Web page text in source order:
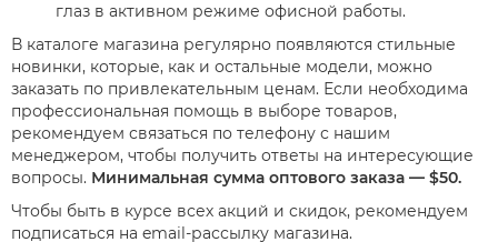
глаз в активном режиме офисной работы.
В каталоге магазина регулярно появляются стильные
новинки, которые, как и остальные модели, можно
заказать по привлекательным ценам. Если необходима
профессиональная помощь в выборе товаров,
рекомендуем связаться по телефону с нашим
менеджером, чтобы получить ответы на интересующие
вопросы. Минимальная сумма оптового заказа — $50.
Чтобы быть в курсе всех акций и скидок, рекомендуем
подписаться на email-рассылку магазина.